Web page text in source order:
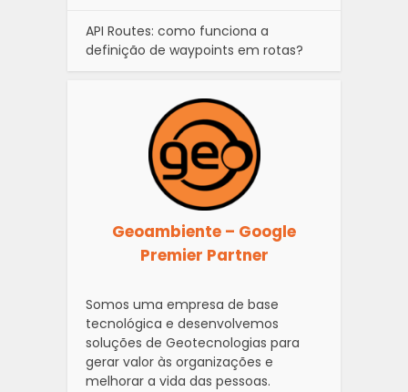
API Routes: como funciona a
definição de waypoints em rotas?
Geoambiente – Google
Premier Partner
Somos uma empresa de base
tecnológica e desenvolvemos
soluções de Geotecnologias para
gerar valor às organizações e
melhorar a vida das pessoas.